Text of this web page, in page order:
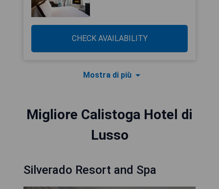
CHECK AVAILABILITY
Mostra di più
Migliore Calistoga Hotel di
Lusso
Silverado Resort and Spa